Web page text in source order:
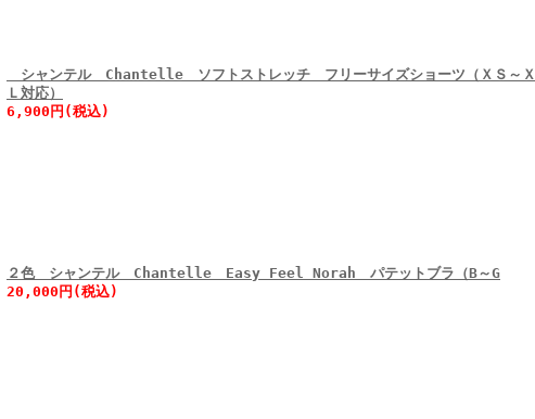
シャンテル Chantelle ソフトストレッチ フリーサイズショーツ（ＸＳ～Ｘ
Ｌ対応）
6,900円(税込)
２色 シャンテル Chantelle Easy Feel Norah パテットブラ（B～G
20,000円(税込)